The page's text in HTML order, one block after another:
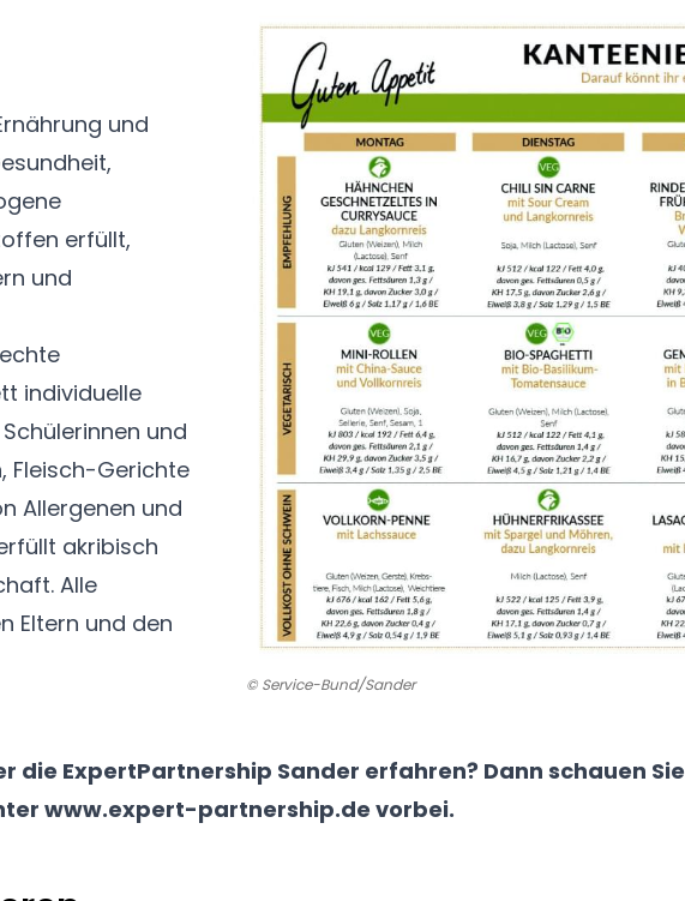
und
erfüllt,
und
individuelle
und
Fleisch-Gerichte
Allergenen und
akribisch
Alle
Eltern und den
© Service-Bund/Sander
die ExpertPartnership Sander erfahren? Dann schauen Sie
www.expert-partnership.de vorbei.